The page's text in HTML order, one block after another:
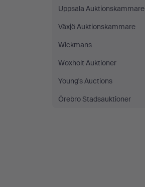
Uppsala Auktionskammare
Växjö Auktionskammare
Wickmans
Woxholt Auktioner
Young's Auctions
Örebro Stadsauktioner